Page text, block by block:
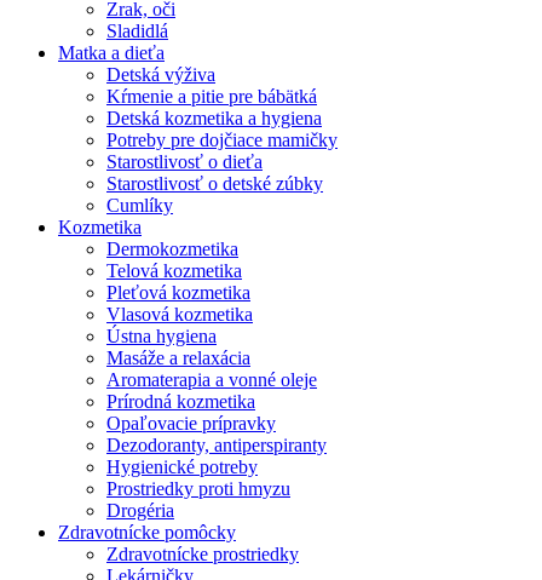
Zrak, oči
Sladidlá
Matka a dieťa
Detská výživa
Kŕmenie a pitie pre bábätká
Detská kozmetika a hygiena
Potreby pre dojčiace mamičky
Starostlivosť o dieťa
Starostlivosť o detské zúbky
Cumlíky
Kozmetika
Dermokozmetika
Telová kozmetika
Pleťová kozmetika
Vlasová kozmetika
Ústna hygiena
Masáže a relaxácia
Aromaterapia a vonné oleje
Prírodná kozmetika
Opaľovacie prípravky
Dezodoranty, antiperspiranty
Hygienické potreby
Prostriedky proti hmyzu
Drogéria
Zdravotnícke pomôcky
Zdravotnícke prostriedky
Lekárničky